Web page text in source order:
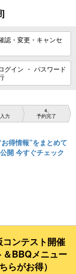
]
認・変更・キャンセ
グイン ・ パスワード
力
4
予約完了
得情報”をまとめて
開 今すぐチェック
コンテスト開催
＆BBQメニュー
らがお得）